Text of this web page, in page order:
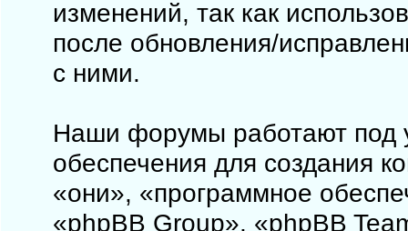
изменений, так как
после обновления/
с ними.
Наши форумы работают под
обеспечения для создания
«они», «программное
«phpBB Group», «phpBB